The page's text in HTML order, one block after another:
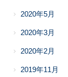
2020年5月
2020年3月
2020年2月
2019年11月